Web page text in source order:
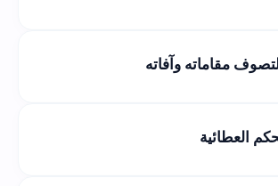
مقاماته وآفاته
العطائية